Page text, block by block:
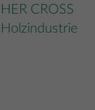
CROSS